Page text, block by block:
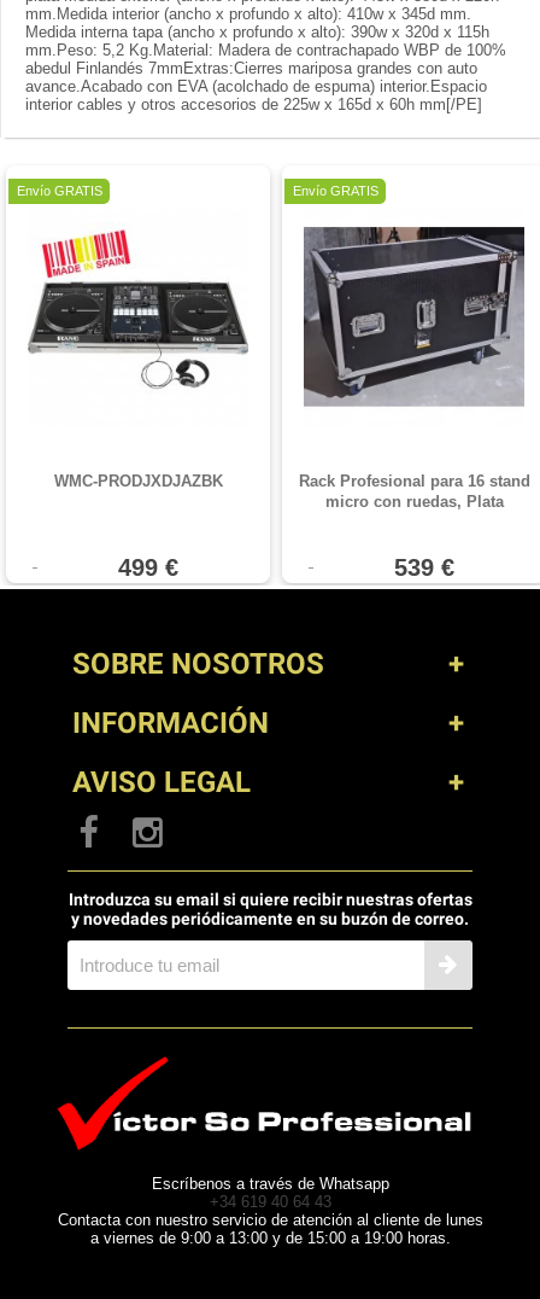
mm.Medida interior (ancho x profundo x alto): 410w x 345d mm.
Medida interna tapa (ancho x profundo x alto): 390w x 320d x 115h
mm.Peso: 5,2 Kg.Material: Madera de contrachapado WBP de 100%
abedul Finlandés 7mmExtras:Cierres mariposa grandes con auto
avance.Acabado con EVA (acolchado de espuma) interior.Espacio
interior cables y otros accesorios de 225w x 165d x 60h mm[/PE]
WMC-PRODJXDJAZBK
499 €
Envío GRATIS
Rack Profesional para 16 stand
micro con ruedas, Plata
539 €
Nuevo
Envío GRATIS
SOBRE NOSOTROS
INFORMACIÓN
AVISO LEGAL
Introduzca su email si quiere recibir nuestras ofertas
y novedades periódicamente en su buzón de correo.
Escríbenos a través de Whatsapp
+34 619 40 64 43
Contacta con nuestro servicio de atención al cliente de lunes
a viernes de 9:00 a 13:00 y de 15:00 a 19:00 horas.